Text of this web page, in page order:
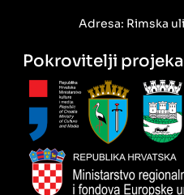
Adresa: Rimska
Pokrovitelji